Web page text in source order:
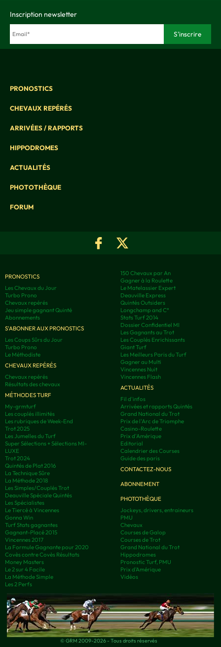
Inscription newsletter
PRONOSTICS
CHEVAUX REPÉRÉS
ARRIVÉES / RAPPORTS
HIPPODROMES
ACTUALITÉS
PHOTOTHÈQUE
FORUM
PRONOSTICS
Les Chevaux du Jour
Turbo Prono
Chevaux repérés
Jeu simple gagnant Quinté
Abonnements
S'ABONNER AUX PRONOSTICS
Les Coups Sûrs du Jour
Turbo Prono
Le Méthodiste
CHEVAUX REPÉRÉS
Chevaux repérés
Résultats des chevaux
MÉTHODES TURF
My-grmturf
Les couplés illimités
Les rubriques de Week-End
Trot 2025
Les Jumelles du Turf
Super Sélections + Sélections MI-
LUXE
Trot 2024
Quintés de Plat 2016
La Technique Sûre
La Méthode 2018
Les Simples/Couplés Trot
Deauville Spéciale Quintés
Les Spécialistes
Le Tiercé à Vincennes
Gonna Win
Turf Stats gagnantes
Gagnant-Placé 2015
Vincennes 2017
La Formule Gagnante pour 2020
Covès contre Covès Résultats
Money Masters
Le 2 sur 4 Facile
La Méthode Simple
Les 2 Perfs
150 Chevaux par An
Gagner à la Roulette
Le Matelassier Expert
Deauville Express
Quintés Outsiders
Longchamp and C°
Stats Turf 2014
Dossier Confidentiel MI
Les Gagnants au Trot
Les Couplés Enrichissants
Giant Turf
Les Meilleurs Paris du Turf
Gagner au Multi
Vincennes Nuit
Vincennes Flash
ACTUALITÉS
Fil d'infos
Arrivées et rapports Quintés
Grand National du Trot
Prix de l'Arc de Triomphe
Casino-Roulette
Prix d'Amérique
Editorial
Calendrier des Courses
Guide des paris
CONTACTEZ-NOUS
ABONNEMENT
PHOTOTHÈQUE
Jockeys, drivers, entraineurs
PMU
Chevaux
Courses de Galop
Courses de Trot
Grand National du Trot
Hippodromes
Pronostic Turf, PMU
Prix d’Amérique
Vidéos
© GRM 2009-2026 - Tous droits réservés